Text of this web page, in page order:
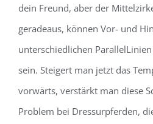
dein Freund, aber der
geradeaus, können Vor- und
unterschiedlichen
sein. Steigert man jetzt das
vorwärts, verstärkt man diese
Problem bei Dressurpferden,